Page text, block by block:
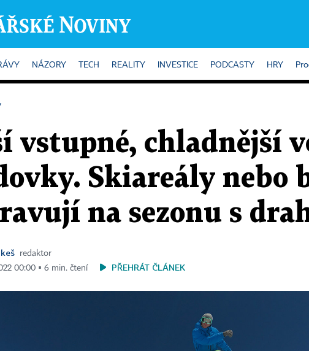
NÁZORY TECH REALITY INVESTICE PODCASTY HRY
vstupné, chladnější
Skiareály nebo
na sezonu s
redaktor
00:00 ▪ 6 min. čtení
PŘEHRÁT ČLÁNEK